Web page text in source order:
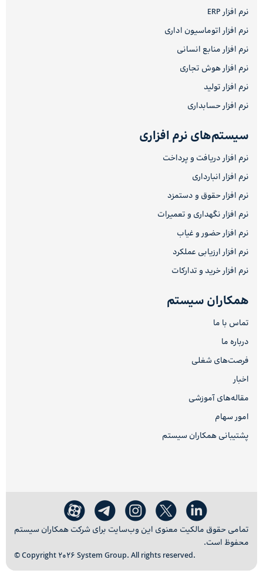
نرم افزار ERP
نرم افزار اتوماسیون اداری
نرم افزار منابع انسانی
نرم افزار هوش تجاری
نرم افزار تولید
نرم افزار حسابداری
سیستم‌های نرم افزاری
نرم افزار دریافت و پرداخت
نرم افزار انبارداری
نرم افزار حقوق و دستمزد
نرم افزار نگهداری و تعمیرات
نرم افزار حضور و غیاب
نرم افزار ارزیابی عملکرد
نرم افزار خرید و تدارکات
همکاران سیستم
تماس با ما
درباره ما
فرصت‌های شغلی
اخبار
مقاله‌های آموزشی
امور سهام
پشتیبانی همکاران سیستم
تمامی حقوق مالکیت معنوی این وب‌سایت برای شرکت همکاران سیستم
محفوظ است.
© Copyright 2026 System Group. All rights reserved.